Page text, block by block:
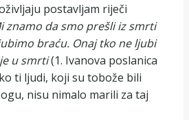
postavljam riječi
i znamo da smo prešli iz smrti
braću. Onaj tko ne ljubi
u smrti(1. Ivanova poslanica
ti ljudi, koji su tobože bili
nisu nimalo marili za taj